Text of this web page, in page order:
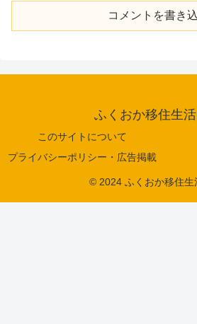
コメントを書き
ふくおか移住生
このサイトについて
プライバシーポリシー・広告掲載
© 2024 ふくおか移住生